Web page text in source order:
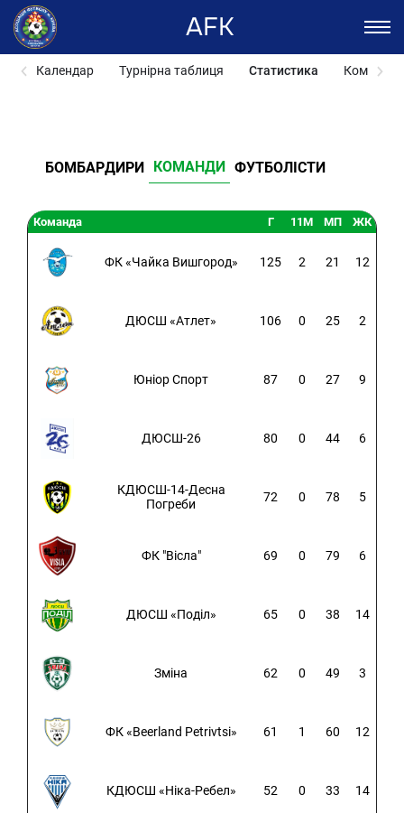
AFK
Календар Турнірна таблиця Статистика Команди
БОМБАРДИРИ КОМАНДИ ФУТБОЛІСТИ
Команда Г 11M МП ЖК
ФК «Чайка Вишгород» 125 2 21 12
ДЮСШ «Атлет» 106 0 25 2
Юніор Спорт 87 0 27 9
ДЮСШ-26 80 0 44 6
КДЮСШ-14-Десна
Погреби
72 0 78 5
ФК "Вісла" 69 0 79 6
ДЮСШ «Поділ» 65 0 38 14
Зміна 62 0 49 3
ФК «Beerland Petrivtsi» 61 1 60 12
КДЮСШ «Ніка-Ребел» 52 0 33 14